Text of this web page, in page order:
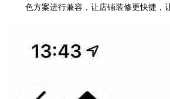
色方案进行兼容 ，让店铺装修更快捷，